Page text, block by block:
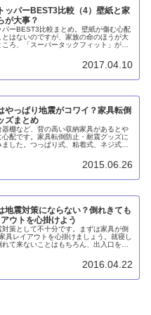
ッパーBEST3比較（4）壁紙と家
が大事？
パーBEST3比較まとめ。壁紙が傷む心配
はないのですが、家族の命のほうが大
ろ、「スーパータックフィット」がも
2017.04.10
やっぱり地震がコワイ？家具転倒
ズまとめ
棚など、背の高い収納家具があるとや
配です。家具転倒防止・耐震グッズに
した。つっぱり式、粘着式、ネジ式、
ータックフィットTF-Mが賃貸住宅でも使
2015.06.26
地震対策にならない？倒れきても
ウトを心掛けよう
策として不十分です。まずは家具が倒
具レイアウトを心掛けましょう。就寝し
て来ないことはもちろん、出入口を塞
2016.04.22